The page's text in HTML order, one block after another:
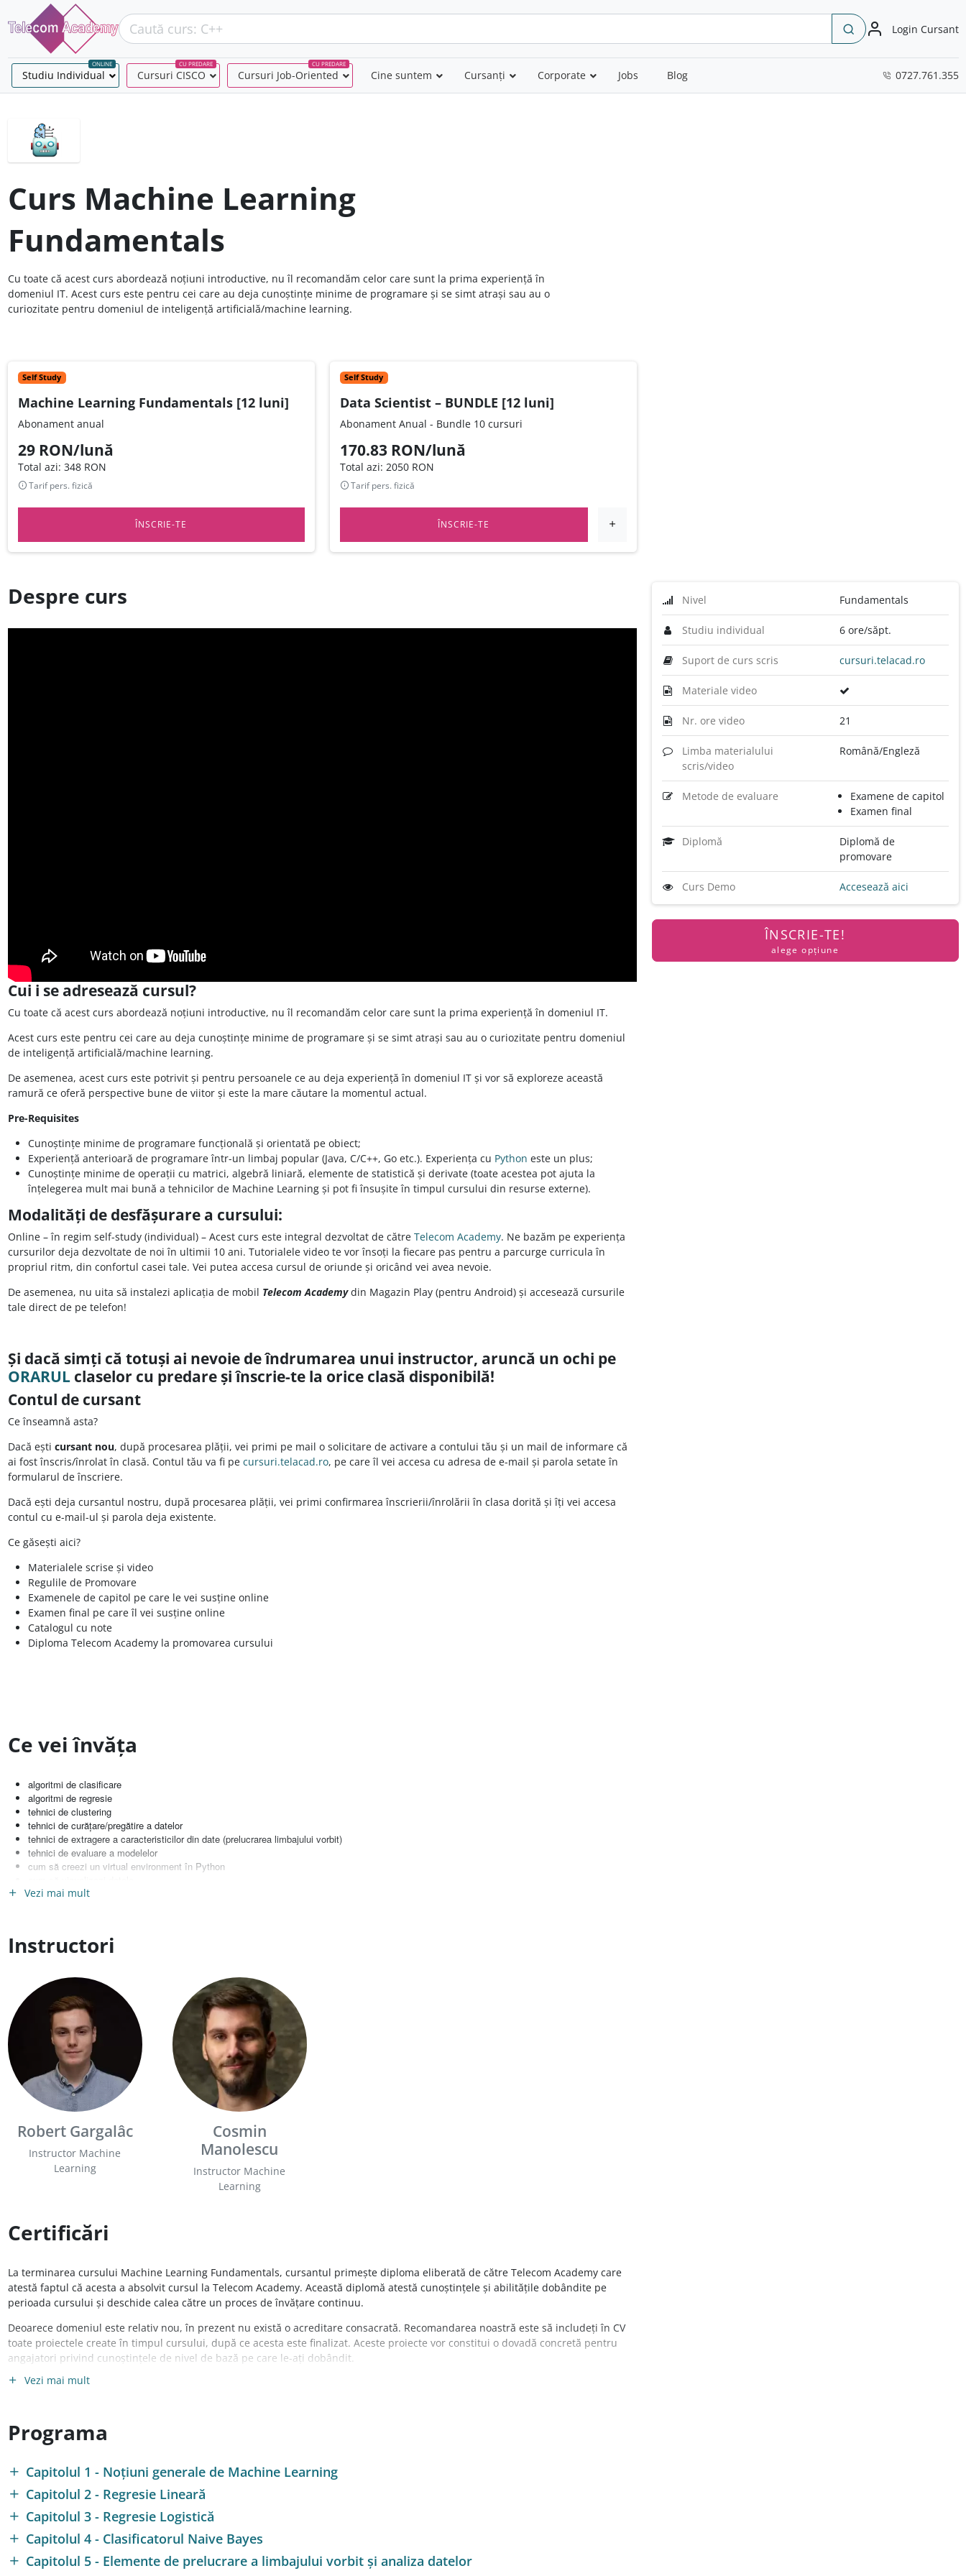
Login Cursant
Studiu Individual –
ONLINE
Cursuri CISCO –
CU PREDARE
Cursuri Job-Oriented –
CU PREDARE
Cine suntem Cursanți Corporate Jobs Blog 0727.761.355
Curs Machine Learning
Fundamentals
Cu toate că acest curs abordează noțiuni introductive, nu îl recomandăm celor care sunt la prima experiență în
domeniul IT. Acest curs este pentru cei care au deja cunoștințe minime de programare și se simt atrași sau au o
curiozitate pentru domeniul de inteligență artificială/machine learning.
Self Study
Machine Learning Fundamentals [12 luni]
Abonament anual
29 RON/lună
Total azi: 348 RON
Tarif pers. fizică
ÎNSCRIE-TE
Self Study
Data Scientist – BUNDLE [12 luni]
Abonament Anual - Bundle 10 cursuri
170.83 RON/lună
Total azi: 2050 RON
Tarif pers. fizică
ÎNSCRIE-TE
Nivel Fundamentals
Studiu individual 6 ore/săpt.
Suport de curs scris cursuri.telacad.ro
Materiale video
Nr. ore video 21
Limba materialului
scris/video
Română/Engleză
Metode de evaluare
Examene de capitol
Examen final
Diplomă
Diplomă de
promovare
Curs Demo Accesează aici
ÎNSCRIE-TE!
alege opțiune
Despre curs
Cui i se adresează cursul?
Cu toate că acest curs abordează noțiuni introductive, nu îl recomandăm celor care sunt la prima experiență în domeniul IT.
Acest curs este pentru cei care au deja cunoștințe minime de programare și se simt atrași sau au o curiozitate pentru domeniul
de inteligență artificială/machine learning.
De asemenea, acest curs este potrivit și pentru persoanele ce au deja experiență în domeniul IT și vor să exploreze această
ramură ce oferă perspective bune de viitor și este la mare căutare la momentul actual.
Pre-Requisites
Cunoștințe minime de programare funcțională și orientată pe obiect;
Experiență anterioară de programare într-un limbaj popular (Java, C/C++, Go etc.). Experiența cu Python este un plus;
Cunoștințe minime de operații cu matrici, algebră liniară, elemente de statistică și derivate (toate acestea pot ajuta la
înțelegerea mult mai bună a tehnicilor de Machine Learning și pot fi însușite în timpul cursului din resurse externe).
Modalități de desfășurare a cursului:
Online – în regim self-study (individual) – Acest curs este integral dezvoltat de către Telecom Academy. Ne bazăm pe experiența
cursurilor deja dezvoltate de noi în ultimii 10 ani. Tutorialele video te vor însoți la fiecare pas pentru a parcurge curricula în
propriul ritm, din confortul casei tale. Vei putea accesa cursul de oriunde și oricând vei avea nevoie.
De asemenea, nu uita să instalezi aplicația de mobil Telecom Academydin Magazin Play (pentru Android) și accesează cursurile
tale direct de pe telefon!
Și dacă simți că totuși ai nevoie de îndrumarea unui instructor, aruncă un ochi pe
ORARULclaselor cu predare și înscrie-te la orice clasă disponibilă!
Contul de cursant
Ce înseamnă asta?
Dacă ești cursant nou, după procesarea plății, vei primi pe mail o solicitare de activare a contului tău și un mail de informare că
ai fost înscris/înrolat în clasă. Contul tău va fi pe cursuri.telacad.ro, pe care îl vei accesa cu adresa de e-mail și parola setate în
formularul de înscriere.
Dacă ești deja cursantul nostru, după procesarea plății, vei primi confirmarea înscrierii/înrolării în clasa dorită și îți vei accesa
contul cu e-mail-ul și parola deja existente.
Ce găsești aici?
Materialele scrise și video
Regulile de Promovare
Examenele de capitol pe care le vei susține online
Examen final pe care îl vei susține online
Catalogul cu note
Diploma Telecom Academy la promovarea cursului
Ce vei învăța
algoritmi de clasificare
algoritmi de regresie
tehnici de clustering
tehnici de curățare/pregătire a datelor
tehnici de extragere a caracteristicilor din date (prelucrarea limbajului vorbit)
tehnici de evaluare a modelelor
cum să creezi un virtual environment în Python
cum să implementezi diferiți algoritmi în Python
Vezi mai mult
Instructori
Robert Gargalâc
Instructor Machine
Learning
Cosmin
Manolescu
Instructor Machine
Learning
Certificări
La terminarea cursului Machine Learning Fundamentals, cursantul primește diploma eliberată de către Telecom Academy care
atestă faptul că acesta a absolvit cursul la Telecom Academy. Această diplomă atestă cunoștințele și abilitățile dobândite pe
perioada cursului și deschide calea către un proces de învățare continuu.
Deoarece domeniul este relativ nou, în prezent nu există o acreditare consacrată. Recomandarea noastră este să includeți în CV
toate proiectele create în timpul cursului, după ce acesta este finalizat. Aceste proiecte vor constitui o dovadă concretă pentru
angajatori privind cunoștințele de nivel de bază pe care le-ați dobândit.
Ce poți face mai departe?
De asemenea, domeniul
Vezi mai mult
Programa
Capitolul 1 - Noțiuni generale de Machine Learning
Capitolul 2 - Regresie Lineară
Capitolul 3 - Regresie Logistică
Capitolul 4 - Clasificatorul Naive Bayes
Capitolul 5 - Elemente de prelucrare a limbajului vorbit și analiza datelor